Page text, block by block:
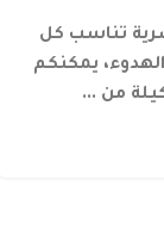
تناسب كل
يمكنكم
من ...